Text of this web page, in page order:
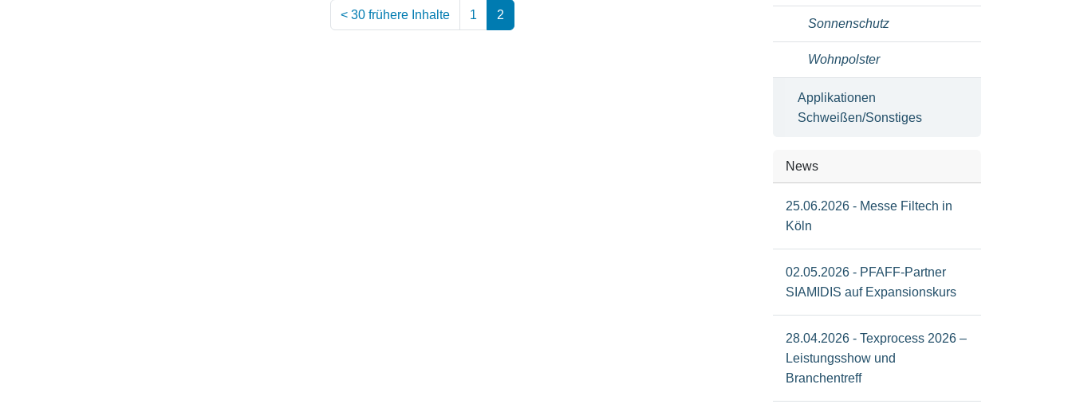
< 30 frühere Inhalte 1
2
Sonnenschutz
Wohnpolster
Applikationen
Schweißen/Sonstiges
News
25.06.2026 - Messe Filtech in
Köln
02.05.2026 - PFAFF-Partner
SIAMIDIS auf Expansionskurs
28.04.2026 - Texprocess 2026 –
Leistungsshow und
Branchentreff